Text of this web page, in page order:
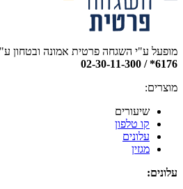
מופעל ע"י השגחה פרטית אמונה ובטחון
6176* / 02-30-11-300
מוצרים:
שיעורים
קו טלפון
עלונים
מגזין
עלונים: